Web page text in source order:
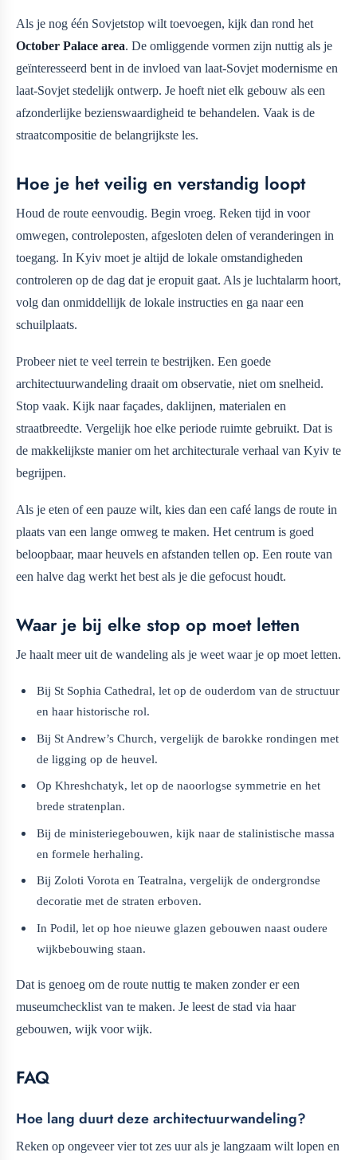
Als je nog één Sovjetstop wilt toevoegen, kijk dan rond het
October Palace area. De omliggende vormen zijn nuttig als je
geïnteresseerd bent in de invloed van laat-Sovjet modernisme en
laat-Sovjet stedelijk ontwerp. Je hoeft niet elk gebouw als een
afzonderlijke bezienswaardigheid te behandelen. Vaak is de
straatcompositie de belangrijkste les.
Hoe je het veilig en verstandig loopt
Houd de route eenvoudig. Begin vroeg. Reken tijd in voor
omwegen, controleposten, afgesloten delen of veranderingen in
toegang. In Kyiv moet je altijd de lokale omstandigheden
controleren op de dag dat je eropuit gaat. Als je luchtalarm hoort,
volg dan onmiddellijk de lokale instructies en ga naar een
schuilplaats.
Probeer niet te veel terrein te bestrijken. Een goede
architectuurwandeling draait om observatie, niet om snelheid.
Stop vaak. Kijk naar façades, daklijnen, materialen en
straatbreedte. Vergelijk hoe elke periode ruimte gebruikt. Dat is
de makkelijkste manier om het architecturale verhaal van Kyiv te
begrijpen.
Als je eten of een pauze wilt, kies dan een café langs de route in
plaats van een lange omweg te maken. Het centrum is goed
beloopbaar, maar heuvels en afstanden tellen op. Een route van
een halve dag werkt het best als je die gefocust houdt.
Waar je bij elke stop op moet letten
Je haalt meer uit de wandeling als je weet waar je op moet letten.
Bij St Sophia Cathedral, let op de ouderdom van de structuur
en haar historische rol.
Bij St Andrew’s Church, vergelijk de barokke rondingen met
de ligging op de heuvel.
Op Khreshchatyk, let op de naoorlogse symmetrie en het
brede stratenplan.
Bij de ministeriegebouwen, kijk naar de stalinistische massa
en formele herhaling.
Bij Zoloti Vorota en Teatralna, vergelijk de ondergrondse
decoratie met de straten erboven.
In Podil, let op hoe nieuwe glazen gebouwen naast oudere
wijkbebouwing staan.
Dat is genoeg om de route nuttig te maken zonder er een
museumchecklist van te maken. Je leest de stad via haar
gebouwen, wijk voor wijk.
FAQ
Hoe lang duurt deze architectuurwandeling?
Reken op ongeveer vier tot zes uur als je langzaam wilt lopen en